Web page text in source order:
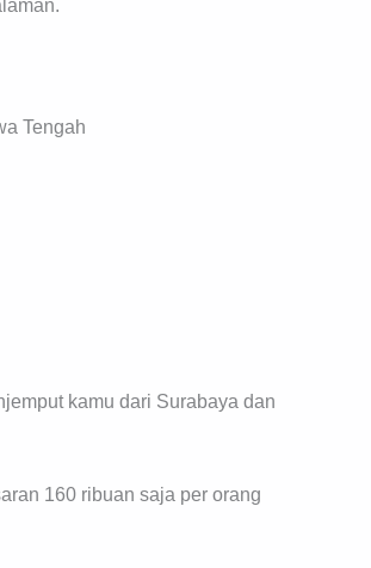
Tengah
kamu dari Surabaya dan
160 ribuan saja per orang